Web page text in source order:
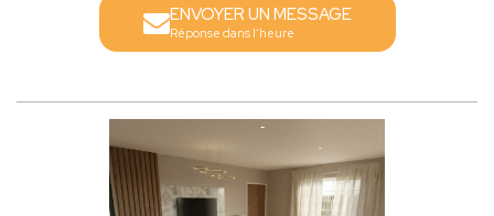
ENVOYER UN MESSAGE
Réponse dans l'heure